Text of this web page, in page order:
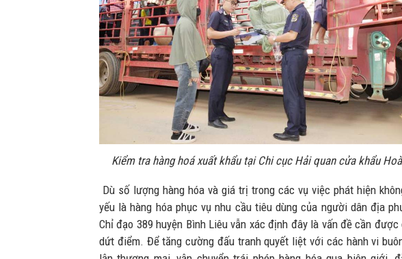
Kiểm tra hàng hoá xuất khẩu tại Chi cục Hải quan cửa khẩu
Dù số lượng hàng hóa và giá trị trong các vụ việc phát hiện
yếu là hàng hóa phục vụ nhu cầu tiêu dùng của người dân địa
Chỉ đạo 389 huyện Bình Liêu vẫn xác định đây là vấn đề cần
dứt điểm. Để tăng cường đấu tranh quyết liệt với các hành vi